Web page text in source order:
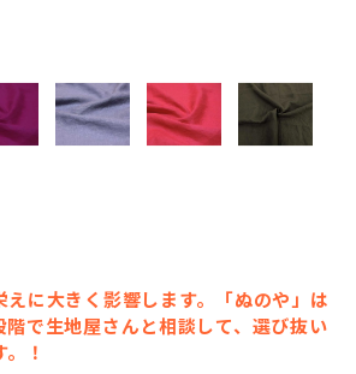
に大きく影響します。「ぬのや」は
で生地屋さんと相談して、選び抜い
！